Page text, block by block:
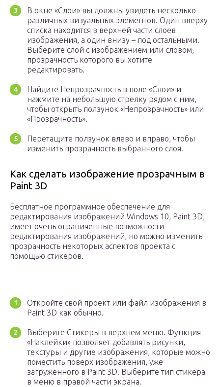
В окне «Слои» вы должны увидеть несколько
различных визуальных элементов. Один вверху
списка находится в верхней части слоев
изображения, а один внизу – под остальными.
Выберите слой с изображением или словом,
прозрачность которого вы хотите
редактировать.
Найдите Непрозрачность в поле «Слои» и
нажмите на небольшую стрелку рядом с ним,
чтобы открыть ползунок «Непрозрачность» или
«Прозрачность».
Перетащите ползунок влево и вправо, чтобы
изменить прозрачность выбранного слоя.
Как сделать изображение прозрачным в
Paint 3D
Бесплатное программное обеспечение для
редактирования изображений Windows 10, Paint 3D,
имеет очень ограниченные возможности
редактирования изображений, но можно изменить
прозрачность некоторых аспектов проекта с
помощью стикеров.
Откройте свой проект или файл изображения в
Paint 3D как обычно.
Выберите Стикеры в верхнем меню. Функция
«Наклейки» позволяет добавлять рисунки,
текстуры и другие изображения, которые можно
поместить поверх изображения, уже
загруженного в Paint 3D. Выберите тип стикера
в меню в правой части экрана.